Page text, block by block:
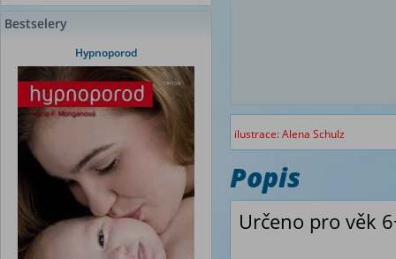
Bestselery
Hypnoporod
ilustrace: Alena Schulz
Popis
Určeno pro věk